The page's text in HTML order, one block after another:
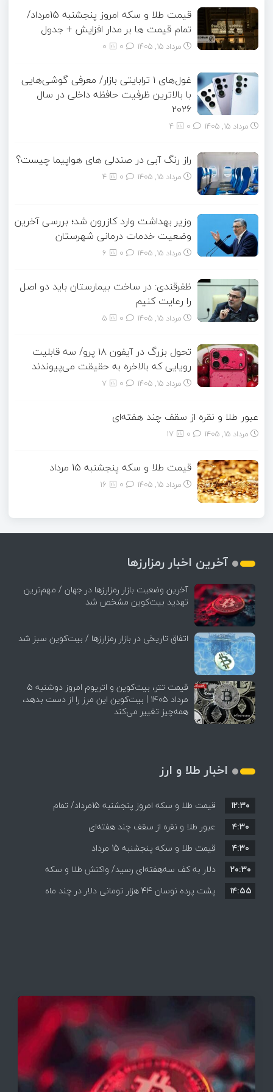
قیمت طلا و سکه امروز پنجشنبه 15مرداد/
تمام قیمت ها بر مدار افزایش + جدول
مرداد ۱۵, ۱۴۰۵ 0
غول‌های ۱ ترابایتی بازار/ معرفی گوشی‌هایی
با بالاترین ظرفیت حافظه داخلی در سال
۲۰۲۶
مرداد ۱۵, ۱۴۰۵ 4
راز رنگ آبی در صندلی های هواپیما چیست؟
مرداد ۱۵, ۱۴۰۵ 4
وزیر بهداشت وارد کازرون شد؛ بررسی آخرین
وضعیت خدمات درمانی شهرستان
مرداد ۱۵, ۱۴۰۵ 6
ظفرقندی: در ساخت بیمارستان باید دو اصل
را رعایت کنیم
مرداد ۱۵, ۱۴۰۵ 5
تحول بزرگ در آیفون ۱۸ پرو/ سه قابلیت
رویایی که بالاخره به حقیقت می‌پیوندند
مرداد ۱۵, ۱۴۰۵ 7
عبور طلا و نقره از سقف چند هفته‌ای
مرداد ۱۵, ۱۴۰۵ 17
قیمت طلا و سکه پنجشنبه 15 مرداد
مرداد ۱۵, ۱۴۰۵ 16
آخرین اخبار رمزارزها
آخرین وضعیت بازار رمزارزها در جهان / مهم‌ترین
تهدید بیت‌کوین مشخص شد
اتفاق تاریخی در بازار رمزارزها / بیت‌کوین سبز شد
قیمت تتر، بیت‌کوین و اتریوم امروز دوشنبه ۵
مرداد ۱۴۰۵ | بیت‌کوین این مرز را از دست بدهد،
همه‌چیز تغییر می‌کند
اخبار طلا و ارز
قیمت طلا و سکه امروز پنجشنبه 15مرداد/ تمام
قیمت ها بر مدار افزایش + جدول
۱۲:۳۰
عبور طلا و نقره از سقف چند هفته‌ای
۴:۳۰
قیمت طلا و سکه پنجشنبه 15 مرداد
۴:۳۰
دلار به کف سه‌هفته‌ای رسید/ واکنش طلا و سکه
به بازگشایی تنگه هرمز
۲۰:۳۰
پشت پرده نوسان ۴۴ هزار تومانی دلار در چند ماه
۱۴:۵۵